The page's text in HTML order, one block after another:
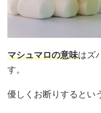
マシュマロの意味はズ
す。
優しくお断りするとい